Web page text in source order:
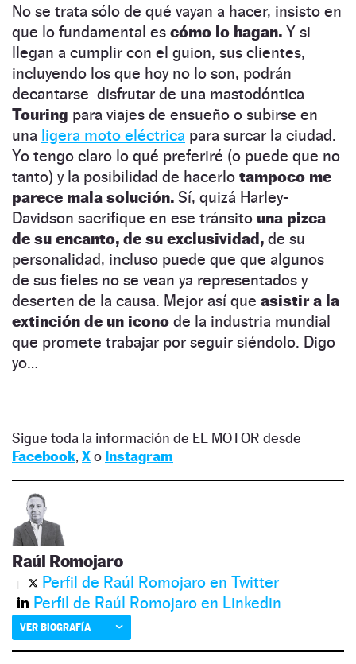
No se trata sólo de qué vayan a hacer, insisto en
que lo fundamental es cómo lo hagan. Y si
llegan a cumplir con el guion, sus clientes,
incluyendo los que hoy no lo son, podrán
decantarse disfrutar de una mastodóntica
Touring para viajes de ensueño o subirse en
una ligera moto eléctrica para surcar la ciudad.
Yo tengo claro lo qué preferiré (o puede que no
tanto) y la posibilidad de hacerlo tampoco me
parece mala solución. Sí, quizá Harley-
Davidson sacrifique en ese tránsito una pizca
de su encanto, de su exclusividad, de su
personalidad, incluso puede que que algunos
de sus fieles no se vean ya representados y
deserten de la causa. Mejor así que asistir a la
extinción de un icono de la industria mundial
que promete trabajar por seguir siéndolo. Digo
yo…
Sigue toda la información de EL MOTOR desde
Facebook, Xo Instagram
Raúl Romojaro
Perfil de Raúl Romojaro en Twitter
Perfil de Raúl Romojaro en Linkedin
VER BIOGRAFÍA